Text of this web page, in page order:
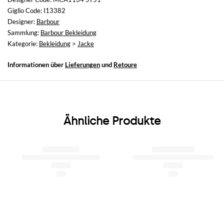
Größe und Passform
Normale Passform
Giglio Code: I13382
Designer: Barbour
Sammlung: Barbour Bekleidung
Kategorie: Bekleidung > Jacke
Informationen über Lieferungenund Retoure
Ähnliche Produkte